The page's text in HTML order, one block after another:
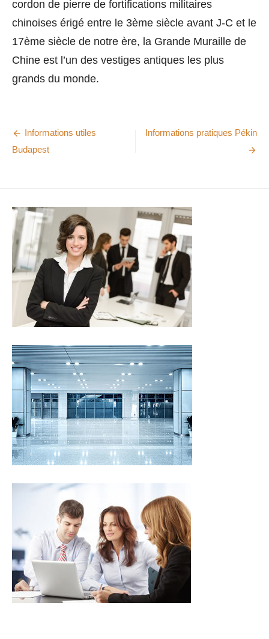
cordon de pierre de fortifications militaires
chinoises érigé entre le 3ème siècle avant J-C et le
17ème siècle de notre ère, la Grande Muraille de
Chine est l’un des vestiges antiques les plus
grands du monde.
Navigation
Informations utiles
Budapest
Informations pratiques Pékin